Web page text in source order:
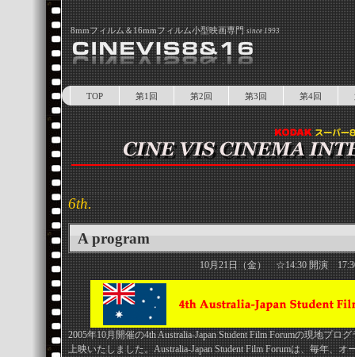
8mmフィルム＆16mmフィルム小型映画専門since 1993
TOP 第1回 第2回 第3回 第4回
6th.
A program
10月21日（金） ☆14:30 開演
2005年10月開催の4th Australia-Japan Student Film Forumの現地プ
上映いたしました。Australia-Japan Student Film Forumは、毎年、